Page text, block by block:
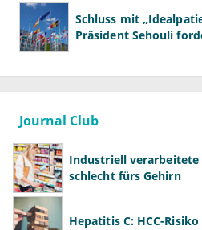
entstehen
Schluss mit
Präsident Sehouli
Journal Club
Industriell verarbeitete
schlecht fürs Gehirn
Hepatitis C: HCC-